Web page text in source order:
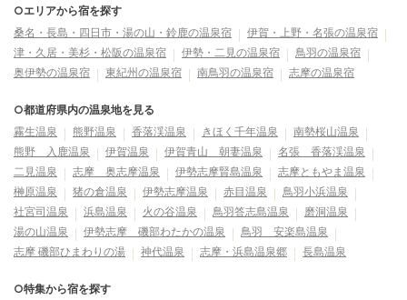
○エリアから宿を探す
桑名・長島・四日市・湯の山・鈴鹿の温泉宿
伊賀・上野・名張の温泉宿
津・久居・美杉・松阪の温泉宿
伊勢・二見の温泉宿
鳥羽の温泉宿
奥伊勢の温泉宿
東紀州の温泉宿 南鳥羽の温泉宿 志摩の温泉宿
○都道府県内の温泉地を見る
霧生温泉
熊野温泉 香落渓温泉 きほく千年温泉
南勢桜山温泉
熊野 入鹿温泉
伊賀温泉 伊賀青山 朝妻温泉
名張 香落渓温泉
二見温泉
志摩 奥志摩温泉 伊勢志摩賢島温泉
志摩ともやま温泉
榊原温泉
猪の倉温泉 伊勢志摩温泉 赤目温泉
鳥羽小浜温泉
社宮司温泉
浜島温泉 火の谷温泉 鳥羽答志島温泉
磨洞温泉
湯の山温泉
伊勢志摩 磯部わたかの温泉
鳥羽 安楽島温泉
志摩 磯部ひまわりの湯
神代温泉 志摩・浜島温泉郷 長島温泉
○特集から宿を探す